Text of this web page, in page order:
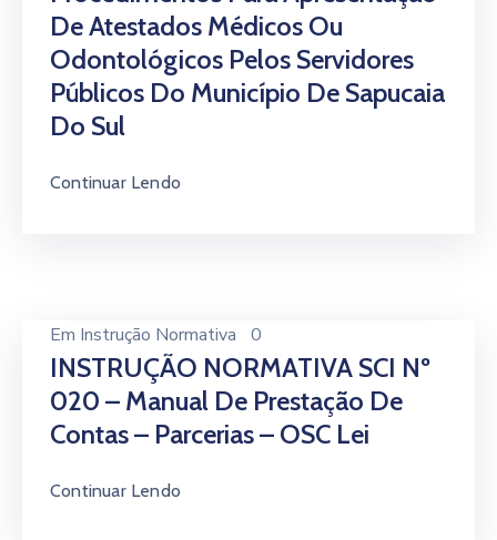
De Atestados Médicos Ou
Odontológicos Pelos Servidores
Públicos Do Município De Sapucaia
Do Sul
Continuar Lendo
Em Instrução Normativa 0
INSTRUÇÃO NORMATIVA SCI Nº
020 – Manual De Prestação De
Contas – Parcerias – OSC Lei
Continuar Lendo